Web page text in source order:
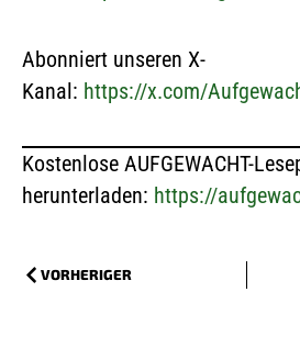
Abonniert unseren X-
Kanal: https://x.com/
Kostenlose AUFGEWACHT-
herunterladen: https://
VORHERIGER